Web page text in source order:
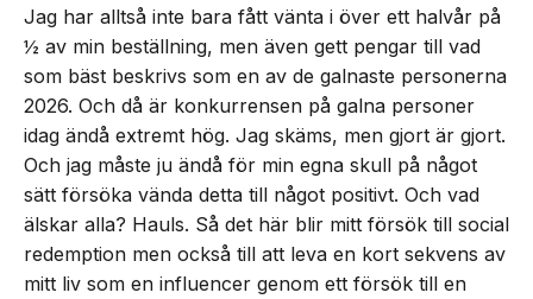
Jag har alltså inte bara fått vänta i över ett halvår på
½ av min beställning, men även gett pengar till vad
som bäst beskrivs som en av de galnaste personerna
2026. Och då är konkurrensen på galna personer
idag ändå extremt hög. Jag skäms, men gjort är gjort.
Och jag måste ju ändå för min egna skull på något
sätt försöka vända detta till något positivt. Och vad
älskar alla? Hauls. Så det här blir mitt försök till social
redemption men också till att leva en kort sekvens av
mitt liv som en influencer genom ett försök till en